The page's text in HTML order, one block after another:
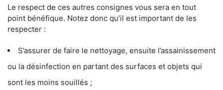
Le respect de ces autres consignes vous sera en tout
point bénéfique. Notez donc qu’il est important de les
respecter :
S’assurer de faire le nettoyage, ensuite l’assainissement
ou la désinfection en partant des surfaces et objets qui
sont les moins souillés ;